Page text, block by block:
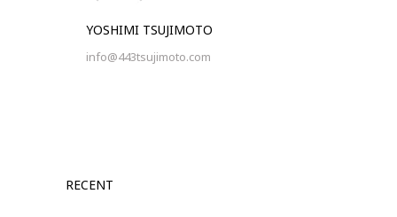
YOSHIMI TSUJIMOTO
info@443tsujimoto.com
RECENT